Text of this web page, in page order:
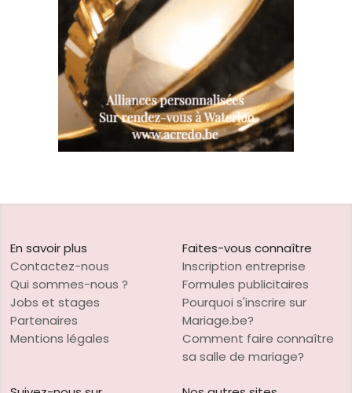
En savoir plus
Contactez-nous
Qui sommes-nous ?
Jobs et stages
Partenaires
Mentions légales
Faites-vous connaître
Inscription entreprise
Formules publicitaires
Pourquoi s'inscrire sur
Mariage.be?
Comment faire connaître
sa salle de mariage?